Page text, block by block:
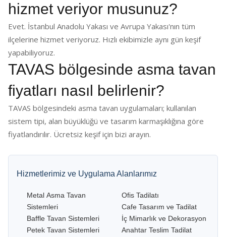
hizmet veriyor musunuz?
Evet. İstanbul Anadolu Yakası ve Avrupa Yakası'nın tüm
ilçelerine hizmet veriyoruz. Hızlı ekibimizle aynı gün keşif
yapabiliyoruz.
TAVAS bölgesinde asma tavan
fiyatları nasıl belirlenir?
TAVAS bölgesindeki asma tavan uygulamaları; kullanılan
sistem tipi, alan büyüklüğü ve tasarım karmaşıklığına göre
fiyatlandırılır. Ücretsiz keşif için bizi arayın.
Hizmetlerimiz ve Uygulama Alanlarımız
Metal Asma Tavan
Sistemleri
Baffle Tavan Sistemleri
Petek Tavan Sistemleri
Ofis Tadilatı
Cafe Tasarım ve Tadilat
İç Mimarlık ve Dekorasyon
Anahtar Teslim Tadilat